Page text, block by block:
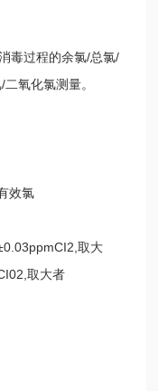
毒过程的余氯/总氯/
/二氧化氯测量。
效氯
取大
取大者